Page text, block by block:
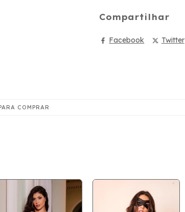
Compartilhar
Facebook Twitter